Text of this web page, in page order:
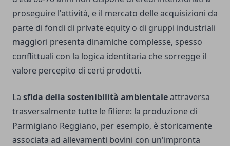
proseguire l'attività, e il mercato delle acquisizioni da
parte di fondi di private equity o di gruppi industriali
maggiori presenta dinamiche complesse, spesso
conflittuali con la logica identitaria che sorregge il
valore percepito di certi prodotti.
La sfida della sostenibilità ambientaleattraversa
trasversalmente tutte le filiere: la produzione di
Parmigiano Reggiano, per esempio, è storicamente
associata ad allevamenti bovini con un'impronta